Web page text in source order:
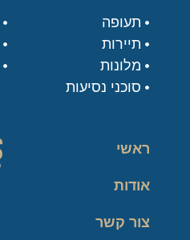
תעופה
תיירות
מלונות
סוכני נסיעות
ראשי
אודות
צור קשר